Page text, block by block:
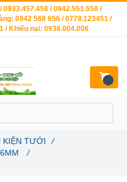
KIỆN TƯỚI
/
/
0933.457.458 / 0942.551.558 /
0942 568 656 / 0778.123451 /
/ Khiếu nại: 0938.004.006